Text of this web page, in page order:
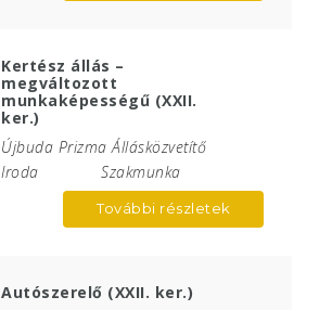
Kertész állás –
megváltozott
munkaképességű (XXII.
ker.)
Újbuda Prizma Állásközvetítő
Iroda
Szakmunka
További részletek
Autószerelő (XXII. ker.)